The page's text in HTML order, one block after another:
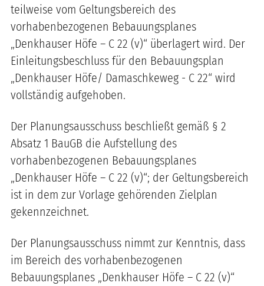
teilweise vom Geltungsbereich des
vorhabenbezogenen Bebauungsplanes
„Denkhauser Höfe – C 22 (v)“ überlagert wird. Der
Einleitungsbeschluss für den Bebauungsplan
„Denkhauser Höfe/ Damaschkeweg - C 22“ wird
vollständig aufgehoben.
Der Planungsausschuss beschließt gemäß § 2
Absatz 1 BauGB die Aufstellung des
vorhabenbezogenen Bebauungsplanes
„Denkhauser Höfe – C 22 (v)“; der Geltungsbereich
ist in dem zur Vorlage gehörenden Zielplan
gekennzeichnet.
Der Planungsausschuss nimmt zur Kenntnis, dass
im Bereich des vorhabenbezogenen
Bebauungsplanes „Denkhauser Höfe – C 22 (v)“